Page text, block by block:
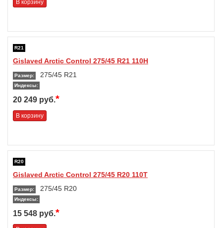
В корзину
R21
Gislaved Arctic Control 275/45 R21 110H
Размер: 275/45 R21
Индексы:
20 249 руб.*
В корзину
R20
Gislaved Arctic Control 275/45 R20 110T
Размер: 275/45 R20
Индексы:
15 548 руб.*